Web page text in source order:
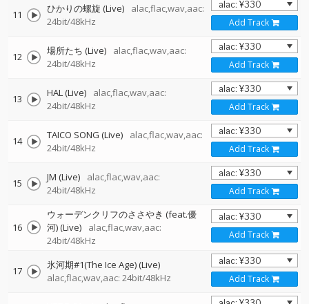
11 ひかりの螺旋 (Live)
alac,flac,wav,aac:
24bit/48kHz
Add Track
12 場所たち (Live)
alac,flac,wav,aac:
24bit/48kHz
Add Track
13 HAL (Live)
alac,flac,wav,aac:
24bit/48kHz
Add Track
14 TAICO SONG (Live)
alac,flac,wav,aac:
24bit/48kHz
Add Track
15 JM (Live)
alac,flac,wav,aac:
24bit/48kHz
Add Track
16
ウォーデンクリフのささやき (feat.優
河) (Live)
alac,flac,wav,aac:
24bit/48kHz
Add Track
17
氷河期#1(The Ice Age) (Live)
alac,flac,wav,aac: 24bit/48kHz
Add Track